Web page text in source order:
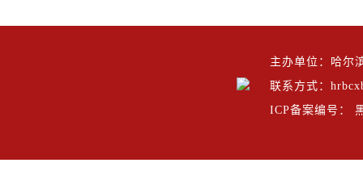
主办单位：哈尔
联系方式：
ICP备案编号：